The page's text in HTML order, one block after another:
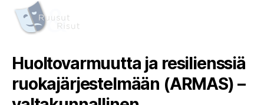
Huoltovarmuutta ja resilienssiä
ruokajärjestelmään (ARMAS) –